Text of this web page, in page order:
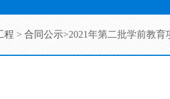
程 > 合同公示>2021年第二批学前教